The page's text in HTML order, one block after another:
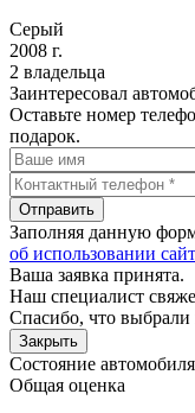
Серый
2008 г.
2 владельца
Заинтересовал
Оставьте номер
подарок.
Отправить
Заполняя данную
об использовании
Ваша заявка принята.
Наш специалист
Спасибо, что выбрали
Закрыть
Состояние автомобиля
Общая оценка